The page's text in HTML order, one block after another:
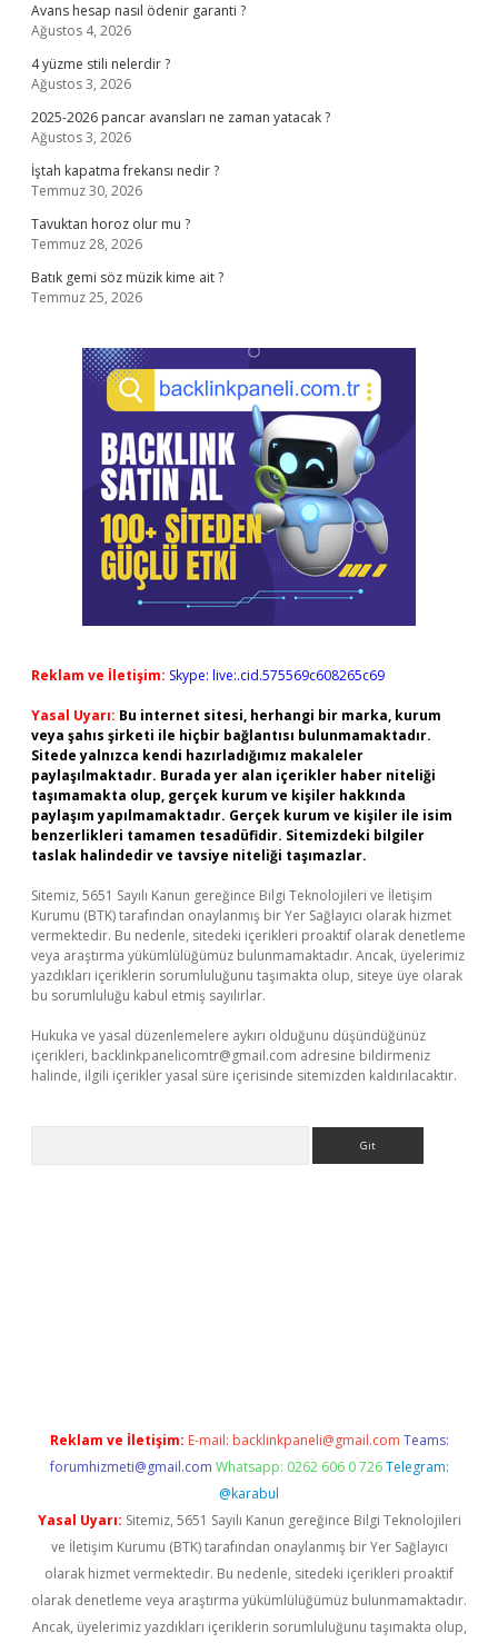
Avans hesap nasıl ödenir garanti ?
Ağustos 4, 2026
4 yüzme stili nelerdir ?
Ağustos 3, 2026
2025-2026 pancar avansları ne zaman yatacak ?
Ağustos 3, 2026
İştah kapatma frekansı nedir ?
Temmuz 30, 2026
Tavuktan horoz olur mu ?
Temmuz 28, 2026
Batık gemi söz müzik kime ait ?
Temmuz 25, 2026
Reklam ve İletişim: Skype: live:.cid.575569c608265c69
Yasal Uyarı: Bu internet sitesi, herhangi bir marka, kurum
veya şahıs şirketi ile hiçbir bağlantısı bulunmamaktadır.
Sitede yalnızca kendi hazırladığımız makaleler
paylaşılmaktadır. Burada yer alan içerikler haber niteliği
taşımamakta olup, gerçek kurum ve kişiler hakkında
paylaşım yapılmamaktadır. Gerçek kurum ve kişiler ile isim
benzerlikleri tamamen tesadüfidir. Sitemizdeki bilgiler
taslak halindedir ve tavsiye niteliği taşımazlar.
Sitemiz, 5651 Sayılı Kanun gereğince Bilgi Teknolojileri ve İletişim
Kurumu (BTK) tarafından onaylanmış bir Yer Sağlayıcı olarak hizmet
vermektedir. Bu nedenle, sitedeki içerikleri proaktif olarak denetleme
veya araştırma yükümlülüğümüz bulunmamaktadır. Ancak, üyelerimiz
yazdıkları içeriklerin sorumluluğunu taşımakta olup, siteye üye olarak
bu sorumluluğu kabul etmiş sayılırlar.
Hukuka ve yasal düzenlemelere aykırı olduğunu düşündüğünüz
içerikleri, backlinkpanelicomtr@gmail.com adresine bildirmeniz
halinde, ilgili içerikler yasal süre içerisinde sitemizden kaldırılacaktır.
Reklam ve İletişim: E-mail: backlinkpaneli@gmail.com Teams:
forumhizmeti@gmail.com Whatsapp: 0262 606 0 726 Telegram:
@karabul
Yasal Uyarı: Sitemiz, 5651 Sayılı Kanun gereğince Bilgi Teknolojileri
ve İletişim Kurumu (BTK) tarafından onaylanmış bir Yer Sağlayıcı
olarak hizmet vermektedir. Bu nedenle, sitedeki içerikleri proaktif
olarak denetleme veya araştırma yükümlülüğümüz bulunmamaktadır.
Ancak, üyelerimiz yazdıkları içeriklerin sorumluluğunu taşımakta olup,